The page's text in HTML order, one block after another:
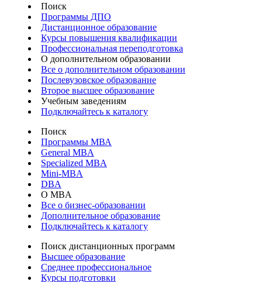
Поиск
Программы ДПО
Дистанционное образование
Курсы повышения квалификации
Профессиональная переподготовка
О дополнительном образовании
Все о дополнительном образовании
Послевузовское образование
Второе высшее образование
Учебным заведениям
Подключайтесь к каталогу
Поиск
Программы МВА
General MBA
Specialized MBA
Mini-MBA
DBA
О MBA
Все о бизнес-образовании
Дополнительное образование
Подключайтесь к каталогу
Поиск дистанционных программ
Высшее образование
Среднее профессиональное
Курсы подготовки